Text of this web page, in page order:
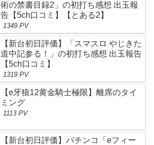
術の禁書目録2」の初打ち感想 出玉報
告【5ch口コミ】【とある2】
1349 PV
【新台初日評価】「スマスロ やじきた
道中記参る！」の初打ち感想 出玉報告
【5ch口コミ】
1319 PV
【e牙狼12黄金騎士極限】離席のタイ
ミング
1113 PV
【新台初日評価】パチンコ「eフィー